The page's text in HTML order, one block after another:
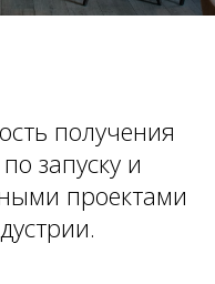
получения
запуску и
проектами